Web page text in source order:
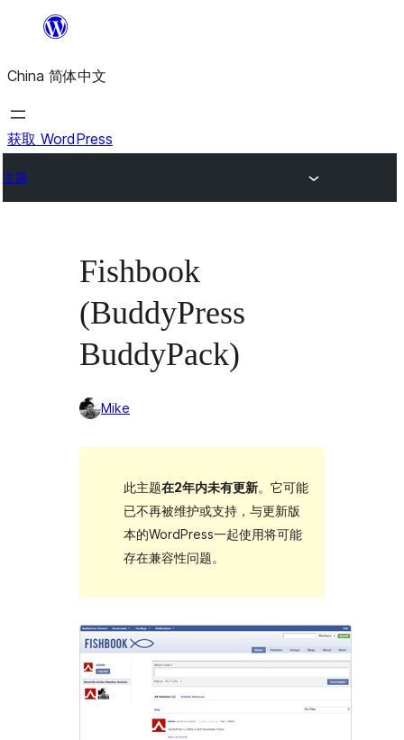
内
容
China 简体中文
获取 WordPress
主题
Fishbook
(BuddyPress
BuddyPack)
Mike
此主题在2年内未有更新。它可能
已不再被维护或支持，与更新版
本的WordPress一起使用将可能
存在兼容性问题。